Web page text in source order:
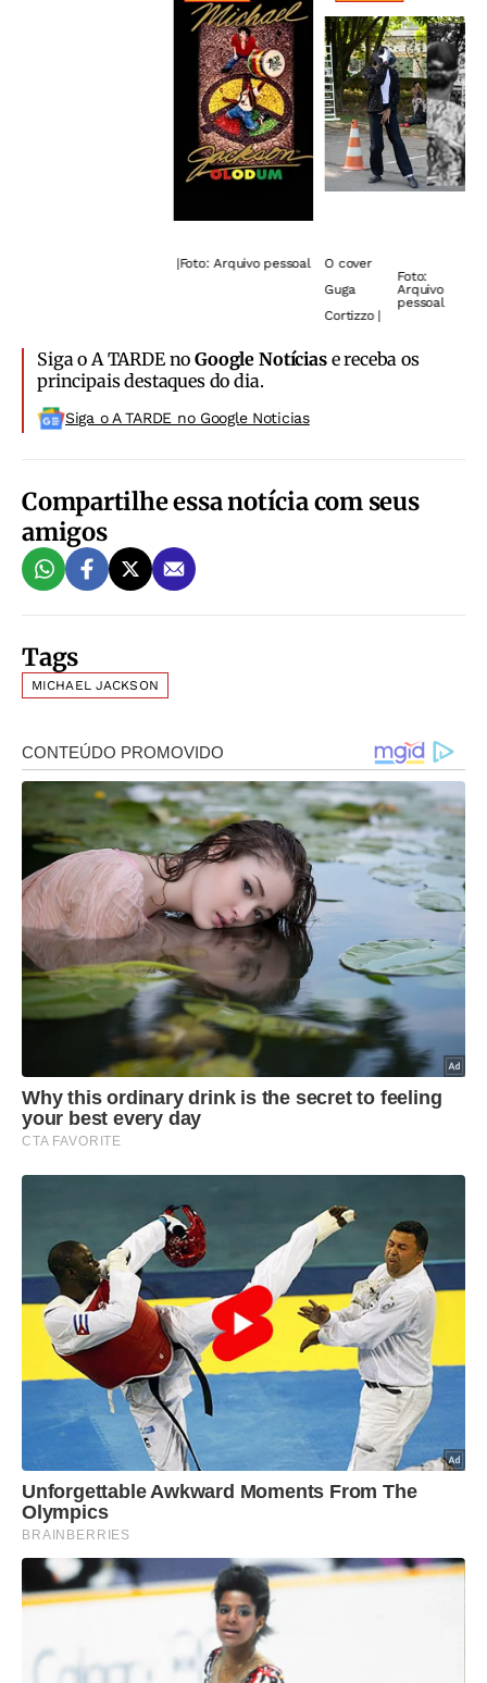
|Foto: Arquivo pessoal
O cover
Guga
Cortizzo |
Foto:
Arquivo
pessoal
Siga o A TARDE noGoogle Notíciase receba os
principais destaques do dia.
Siga o A TARDE no Google Noticias
Compartilhe essa notícia com seus
amigos
Tags
MICHAEL JACKSON